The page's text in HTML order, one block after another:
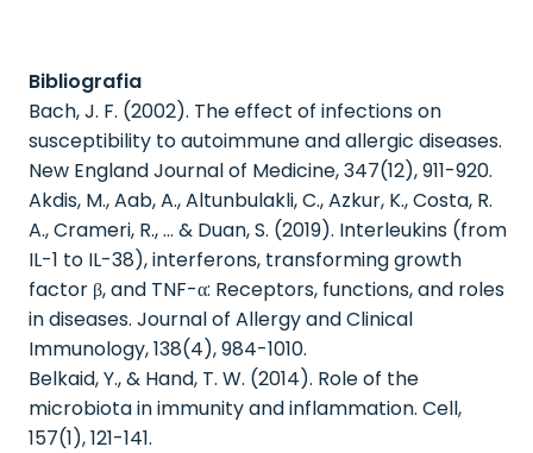
Bibliografia
Bach, J. F. (2002). The effect of infections on
susceptibility to autoimmune and allergic diseases.
New England Journal of Medicine, 347(12), 911-920.
Akdis, M., Aab, A., Altunbulakli, C., Azkur, K., Costa, R.
A., Crameri, R., … & Duan, S. (2019). Interleukins (from
IL-1 to IL-38), interferons, transforming growth
factor β, and TNF-α: Receptors, functions, and roles
in diseases. Journal of Allergy and Clinical
Immunology, 138(4), 984-1010.
Belkaid, Y., & Hand, T. W. (2014). Role of the
microbiota in immunity and inflammation. Cell,
157(1), 121-141.